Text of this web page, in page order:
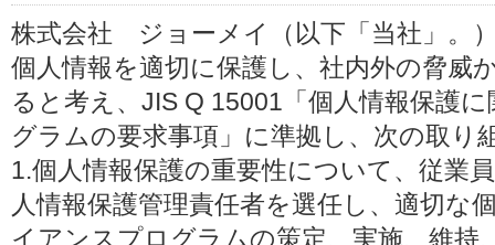
株式会社 ジョーメイ（以下「当社」。
個人情報を適切に保護し、社内外の脅威
ると考え、JIS Q 15001「個人情報保護
グラムの要求事項」に準拠し、次の取り
1.個人情報保護の重要性について、従業
人情報保護管理責任者を選任し、適切な
イアンスプログラムの策定、実施、維持